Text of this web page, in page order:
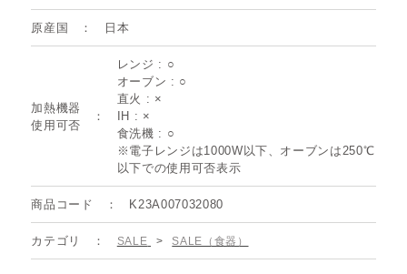
原産国 日本
加熱機器
使用可否
レンジ : ○
オーブン : ○
直火 : ×
IH : ×
食洗機 : ○
※電子レンジは1000W以下、オーブンは250℃
以下での使用可否表示
商品コード K23A007032080
カテゴリ SALE > SALE（食器）